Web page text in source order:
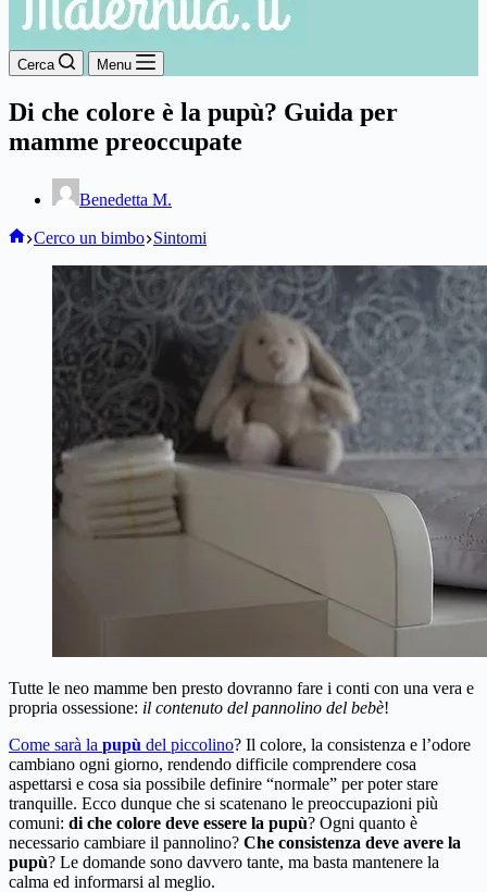
Cerca Menu
Di che colore è la pupù? Guida per
mamme preoccupate
Benedetta M.
Home
Cerco un bimbo Sintomi
Tutte le neo mamme ben presto dovranno fare i conti con una vera e
propria ossessione: il contenuto del pannolino del bebè!
Come sarà la pupù del piccolino? Il colore, la consistenza e l’odore
cambiano ogni giorno, rendendo difficile comprendere cosa
aspettarsi e cosa sia possibile definire “normale” per poter stare
tranquille. Ecco dunque che si scatenano le preoccupazioni più
comuni: di che colore deve essere la pupù? Ogni quanto è
necessario cambiare il pannolino? Che consistenza deve avere la
pupù? Le domande sono davvero tante, ma basta mantenere la
calma ed informarsi al meglio.